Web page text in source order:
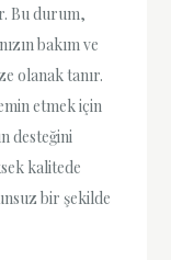
Bu durum,
bakım ve
olanak tanır.
etmek için
desteğini
kalitede
bir şekilde